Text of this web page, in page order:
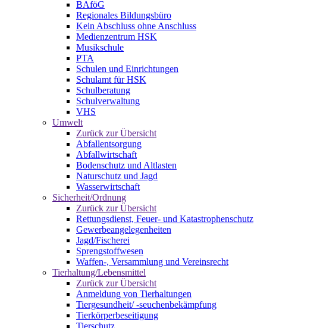
BAföG
Regionales Bildungsbüro
Kein Abschluss ohne Anschluss
Medienzentrum HSK
Musikschule
PTA
Schulen und Einrichtungen
Schulamt für HSK
Schulberatung
Schulverwaltung
VHS
Umwelt
Zurück zur Übersicht
Abfallentsorgung
Abfallwirtschaft
Bodenschutz und Altlasten
Naturschutz und Jagd
Wasserwirtschaft
Sicherheit/Ordnung
Zurück zur Übersicht
Rettungsdienst, Feuer- und Katastrophenschutz
Gewerbeangelegenheiten
Jagd/Fischerei
Sprengstoffwesen
Waffen-, Versammlung und Vereinsrecht
Tierhaltung/Lebensmittel
Zurück zur Übersicht
Anmeldung von Tierhaltungen
Tiergesundheit/ -seuchenbekämpfung
Tierkörperbeseitigung
Tierschutz